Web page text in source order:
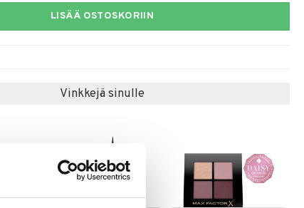
LISÄÄ OSTOSKORIIN
Vinkkejä sinulle